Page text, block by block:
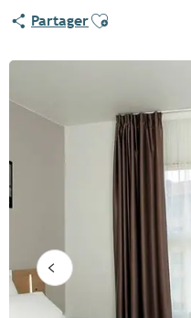
PartagerAjouter aux